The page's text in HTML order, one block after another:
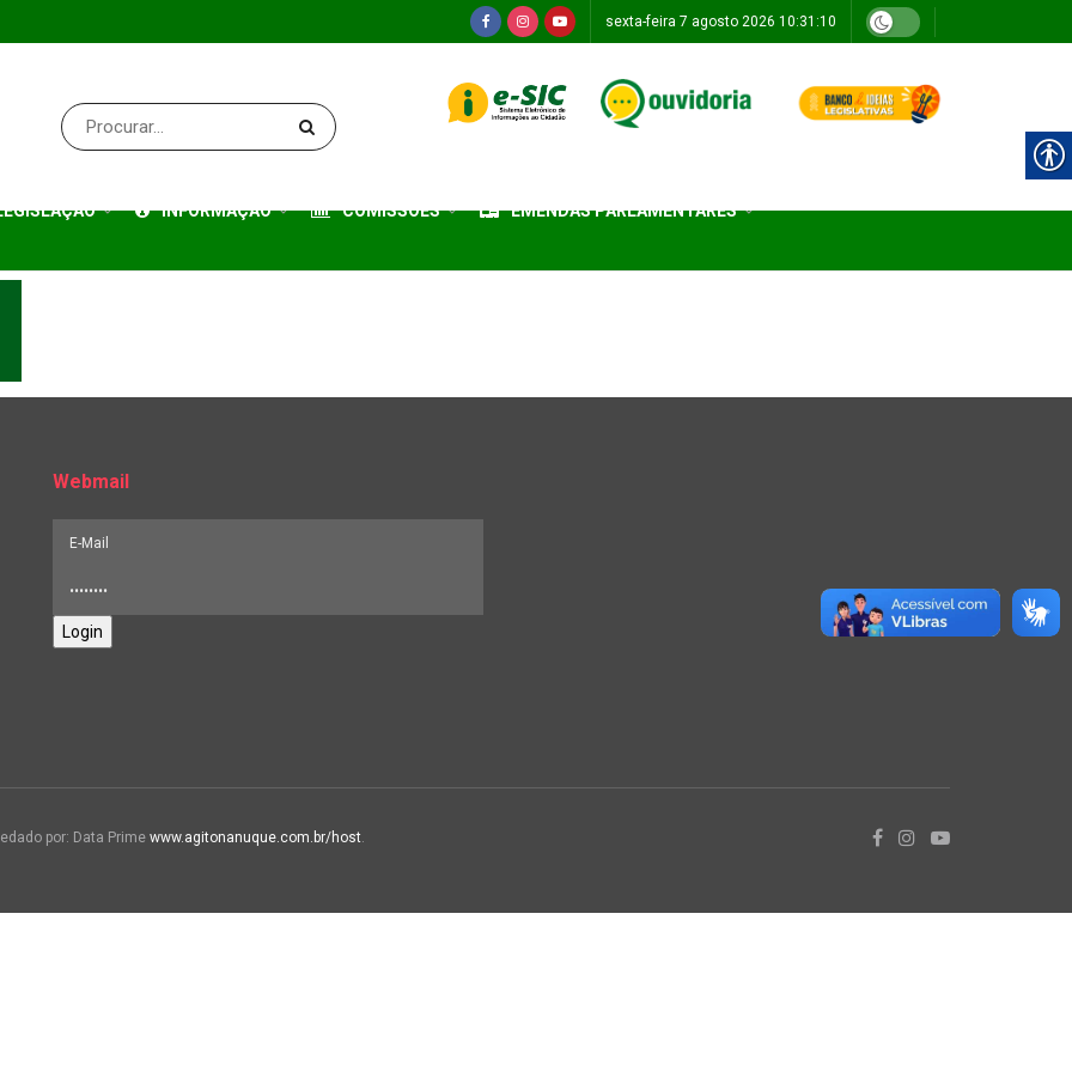
sexta-feira 7 agosto 2026 10:31:10
INFORMAÇÃO COMISSÕES EMENDAS PARLAMENTARES
Webmail
Login
por: Data Prime www.agitonanuque.com.br/host.